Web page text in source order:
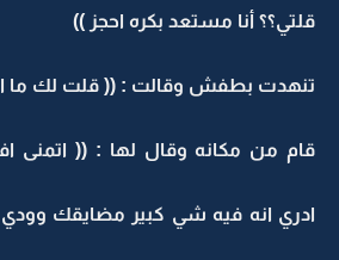
قلتي؟؟ أنا مستعد بكره احجز ))
تنهدت بطفش وقالت : (( قلت لك ما
قام من مكانه وقال لها : (( اتمنى
ادري انه فيه شي كبير مضايقك